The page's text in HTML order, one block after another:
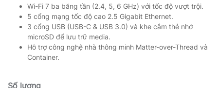
Wi-Fi 7 ba băng tần (2.4, 5, 6 GHz) với tốc độ vượt trội.
5 cổng mạng tốc độ cao 2.5 Gigabit Ethernet.
3 cổng USB (USB-C & USB 3.0) và khe cắm thẻ nhớ
microSD để lưu trữ media.
Hỗ trợ công nghệ nhà thông minh Matter-over-Thread và
Container.
Số lượng